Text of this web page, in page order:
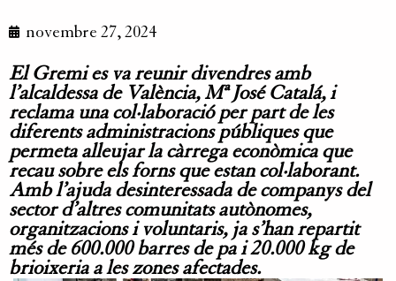
novembre 27, 2024
El Gremi es va reunir divendres amb
l’alcaldessa de València, Mª José Catalá, i
reclama una col·laboració per part de les
diferents administracions públiques que
permeta alleujar la càrrega econòmica que
recau sobre els forns que estan col·laborant.
Amb l’ajuda desinteressada de companys del
sector d’altres comunitats autònomes,
organitzacions i voluntaris, ja s’han repartit
més de 600.000 barres de pa i 20.000 kg de
brioixeria a les zones afectades.